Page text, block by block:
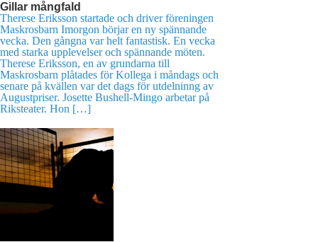
Gillar mångfald
Therese Eriksson startade och driver föreningen
Maskrosbarn Imorgon börjar en ny spännande
vecka. Den gångna var helt fantastisk. En vecka
med starka upplevelser och spännande möten.
Therese Eriksson, en av grundarna till
Maskrosbarn plåtades för Kollega i måndags och
senare på kvällen var det dags för utdelninng av
Augustpriser. Josette Bushell-Mingo arbetar på
Riksteater. Hon […]